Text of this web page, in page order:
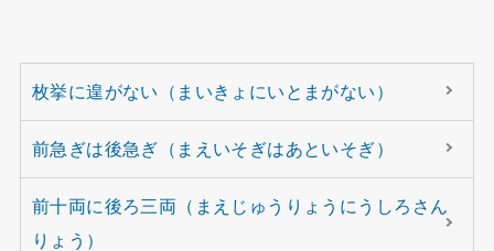
枚挙に遑がない（まいきょにいとまがない）
前急ぎは後急ぎ（まえいそぎはあといそぎ）
前十両に後ろ三両（まえじゅうりょうにうしろさん
りょう）